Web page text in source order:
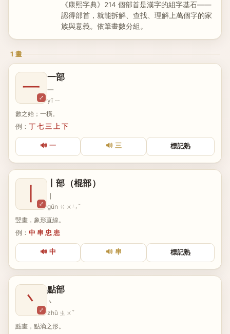
《康熙字典》214 個部首是漢字的組字基石——
認得部首，就能拆解、查找、理解上萬個字的家
族與意義。依筆畫數分組。
1 畫
一⤢
一部
一
yī ㄧ
數之始；一橫。
例： 丁 七 三 上 下
🔊 一 🔊 三 標記熟
丨⤢
丨部（棍部）
丨
gǔn ㄍㄨㄣˇ
竪畫，象形直線。
例： 中 串 忠 患
🔊 中 🔊 串 標記熟
丶⤢
點部
丶
zhǔ ㄓㄨˇ
點畫，點滴之形。